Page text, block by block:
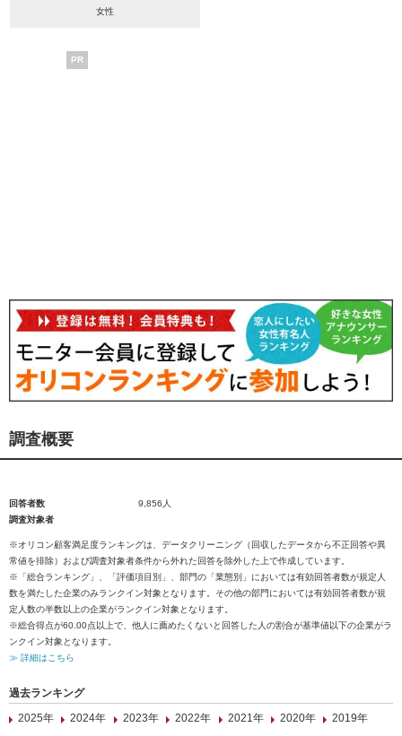
女性
PR
調査概要
回答者数
9,856人
調査対象者
※オリコン顧客満足度ランキングは、データクリーニング（回収したデータから不正回答や異
常値を排除）および調査対象者条件から外れた回答を除外した上で作成しています。
※「総合ランキング」、「評価項目別」、部門の「業態別」においては有効回答者数が規定人
数を満たした企業のみランクイン対象となります。その他の部門においては有効回答者数が規
定人数の半数以上の企業がランクイン対象となります。
※総合得点が60.00点以上で、他人に薦めたくないと回答した人の割合が基準値以下の企業がラ
ンクイン対象となります。
≫ 詳細はこちら
過去ランキング
2025年
2024年 2023年 2022年 2021年 2020年
2019年